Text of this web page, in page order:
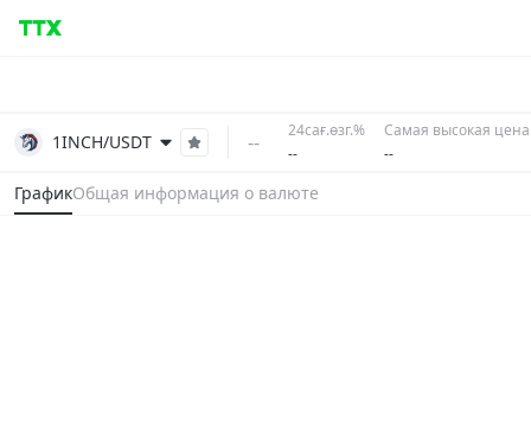
1INCH/USDT --
24сағ.өзг.%
--
Самая высокая цена
--
ГрафикОбщая информация о валюте